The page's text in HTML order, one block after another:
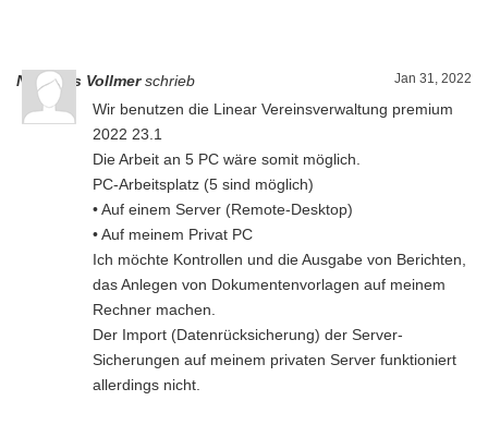
Jan 31, 2022
Nikolaus Vollmer schrieb
Wir benutzen die Linear Vereinsverwaltung premium
2022 23.1
Die Arbeit an 5 PC wäre somit möglich.
PC-Arbeitsplatz (5 sind möglich)
• Auf einem Server (Remote-Desktop)
• Auf meinem Privat PC
Ich möchte Kontrollen und die Ausgabe von Berichten,
das Anlegen von Dokumentenvorlagen auf meinem
Rechner machen.
Der Import (Datenrücksicherung) der Server-
Sicherungen auf meinem privaten Server funktioniert
allerdings nicht.